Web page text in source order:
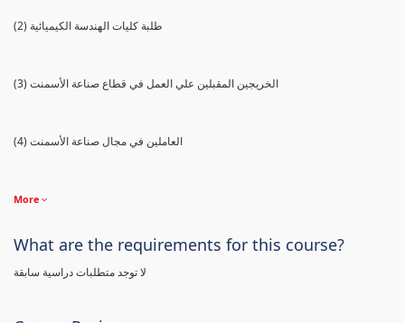
(2) طلبة كليات الهندسة الكيميائية
(3) الخريجين المقبلين علي العمل في قطاع صناعة الأسمنت
(4) العاملين في مجال صناعة الأسمنت
More
What are the requirements for this course?
لا توجد متطلبات دراسية سابقة